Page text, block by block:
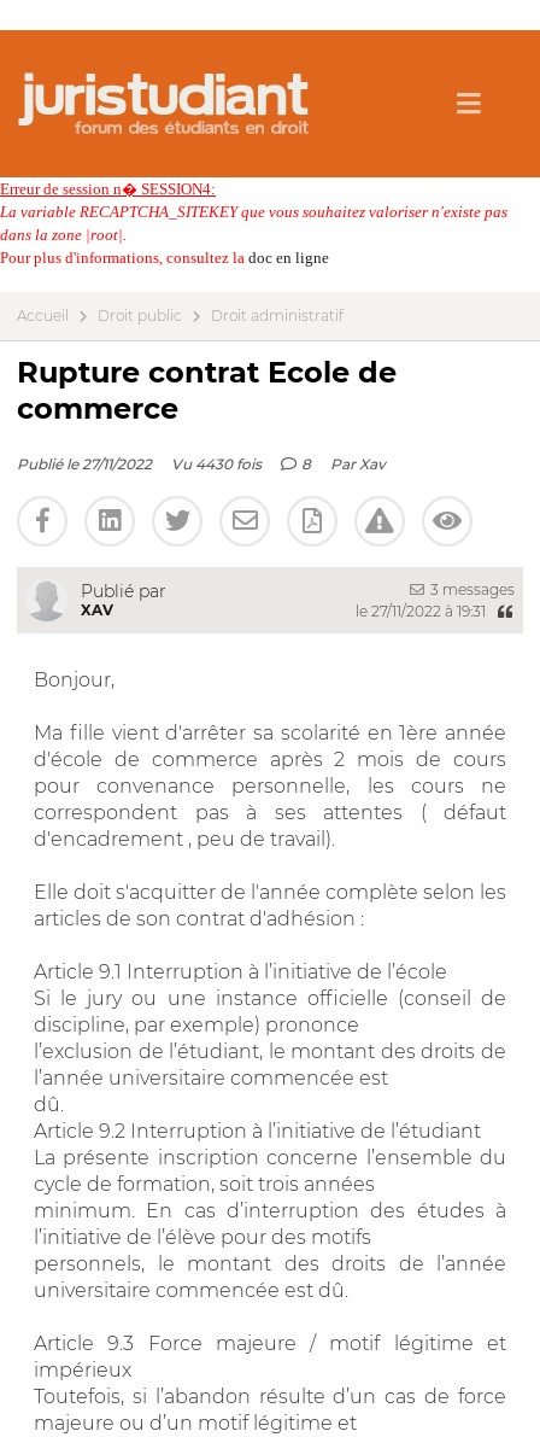
Erreur de session n� SESSION4:
La variable RECAPTCHA_SITEKEY que vous souhaitez valoriser n'existe pas
dans la zone |root|.
Pour plus d'informations, consultez la doc en ligne
Accueil Droit public Droit administratif
Rupture contrat Ecole de
commerce
Publié le 27/11/2022 Vu 4430 fois 8 Par Xav
Publié par
XAV
3 messages
le 27/11/2022 à 19:31
Bonjour,
Ma fille vient d'arrêter sa scolarité en 1ère année
d'école de commerce après 2 mois de cours
pour convenance personnelle, les cours ne
correspondent pas à ses attentes ( défaut
d'encadrement , peu de travail).
Elle doit s'acquitter de l'année complète selon les
articles de son contrat d'adhésion :
Article 9.1 Interruption à l’initiative de l’école
Si le jury ou une instance officielle (conseil de
discipline, par exemple) prononce
l’exclusion de l’étudiant, le montant des droits de
l’année universitaire commencée est
dû.
Article 9.2 Interruption à l’initiative de l’étudiant
La présente inscription concerne l’ensemble du
cycle de formation, soit trois années
minimum. En cas d’interruption des études à
l’initiative de l’élève pour des motifs
personnels, le montant des droits de l’année
universitaire commencée est dû.
Article 9.3 Force majeure / motif légitime et
impérieux
Toutefois, si l’abandon résulte d’un cas de force
majeure ou d’un motif légitime et